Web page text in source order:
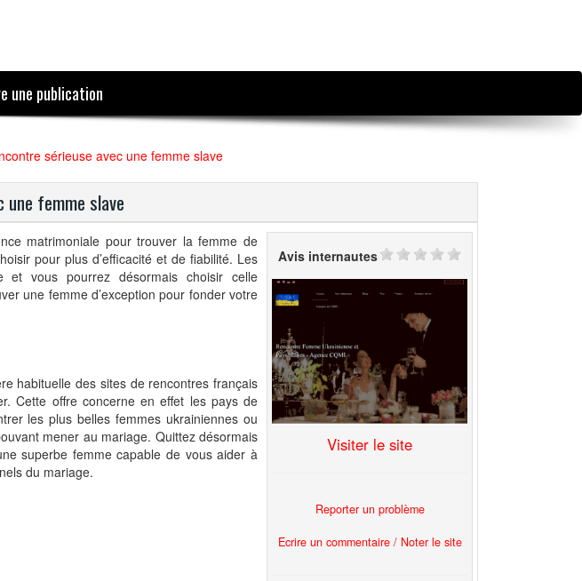
une publication
sérieuse avec une femme slave
une femme slave
matrimoniale pour trouver la femme de
pour plus d’efficacité et de fiabilité. Les
et vous pourrez désormais choisir celle
une femme d’exception pour fonder votre
habituelle des sites de rencontres français
Cette offre concerne en effet les pays de
les plus belles femmes ukrainiennes ou
mener au mariage. Quittez désormais
superbe femme capable de vous aider à
du mariage.
Avis internautes
Visiter le site
Reporter un problème
Ecrire un commentaire / Noter le site